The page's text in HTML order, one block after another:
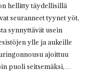
hellitty täydellisillä
seuranneet tyynet yöt,
synnyttävät usein
ylle ja aukeille
ajoittuu
puoli seitsemäksi,…